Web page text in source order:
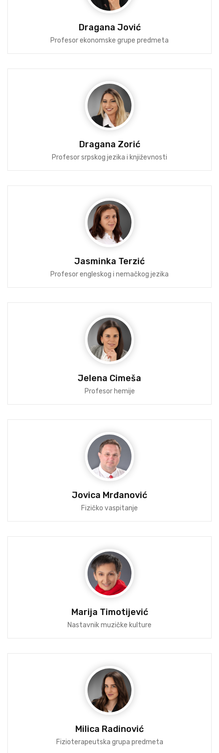
Dragana Jović
Profesor ekonomske grupe predmeta
Dragana Zorić
Profesor srpskog jezika i književnosti
Jasminka Terzić
Profesor engleskog i nemačkog jezika
Jelena Cimeša
Profesor hemije
Jovica Mrđanović
Fizičko vaspitanje
Marija Timotijević
Nastavnik muzičke kulture
Milica Radinović
Fizioterapeutska grupa predmeta